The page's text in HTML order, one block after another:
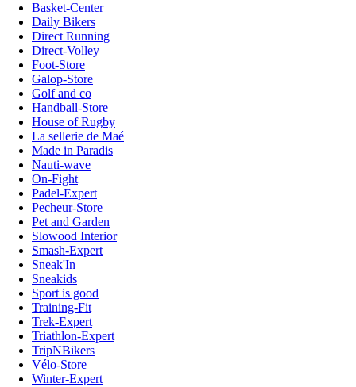
Basket-Center
Daily Bikers
Direct Running
Direct-Volley
Foot-Store
Galop-Store
Golf and co
Handball-Store
House of Rugby
La sellerie de Maé
Made in Paradis
Nauti-wave
On-Fight
Padel-Expert
Pecheur-Store
Pet and Garden
Slowood Interior
Smash-Expert
Sneak'In
Sneakids
Sport is good
Training-Fit
Trek-Expert
Triathlon-Expert
TripNBikers
Vélo-Store
Winter-Expert